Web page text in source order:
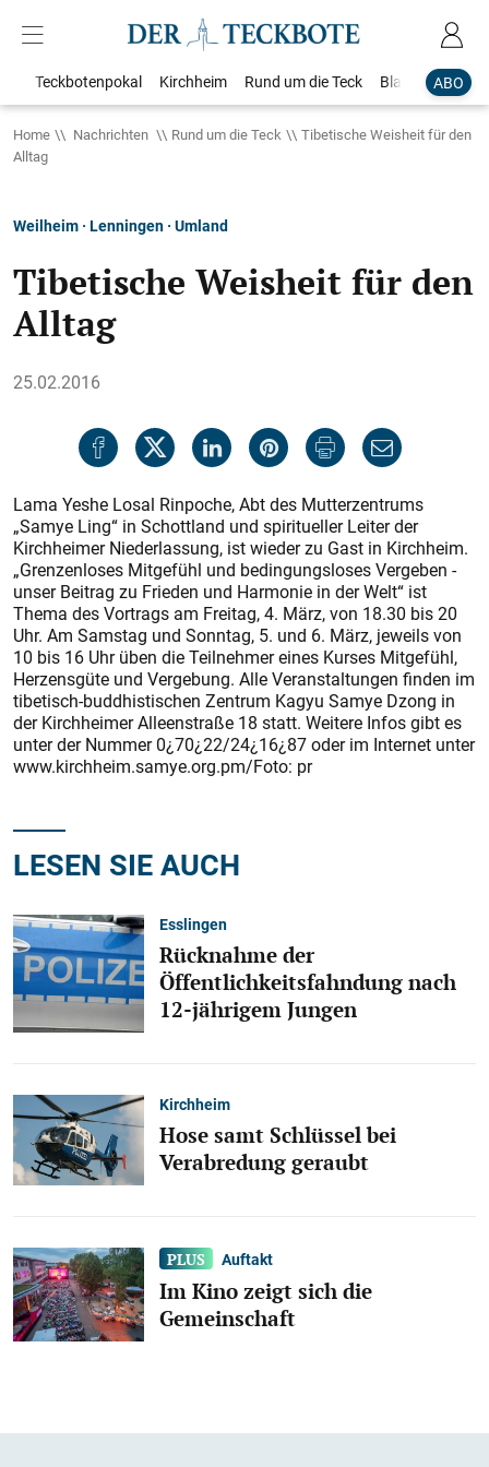
ABO
Teckbotenpokal Kirchheim Rund um die Teck Blaulicht
Home Nachrichten Rund um die Teck
Tibetische Weisheit für den
Alltag
Weilheim · Lenningen · Umland
Tibetische Weisheit für den
Alltag
25.02.2016
Lama Yeshe Losal Rinpoche, Abt des Mutterzentrums
„Samye Ling“ in Schottland und spiritueller Leiter der
Kirchheimer Niederlassung, ist wieder zu Gast in Kirchheim.
„Grenzenloses Mitgefühl und bedingungsloses Vergeben -
unser Beitrag zu Frieden und Harmonie in der Welt“ ist
Thema des Vortrags am Freitag, 4. März, von 18.30 bis 20
Uhr. Am Samstag und Sonntag, 5. und 6. März, jeweils von
10 bis 16 Uhr üben die Teilnehmer eines Kurses Mitgefühl,
Herzensgüte und Vergebung. Alle Veranstaltungen finden im
tibetisch-buddhistischen Zentrum Kagyu Samye Dzong in
der Kirchheimer Alleenstraße 18 statt. Weitere Infos gibt es
unter der Nummer 0¿70¿22/24¿16¿87 oder im Internet unter
www.kirchheim.samye.org.pm/Foto: pr
LESEN SIE AUCH
Esslingen
Rücknahme der
Öffentlichkeitsfahndung nach
12-jährigem Jungen
Kirchheim
Hose samt Schlüssel bei
Verabredung geraubt
Auftakt
Im Kino zeigt sich die
Gemeinschaft